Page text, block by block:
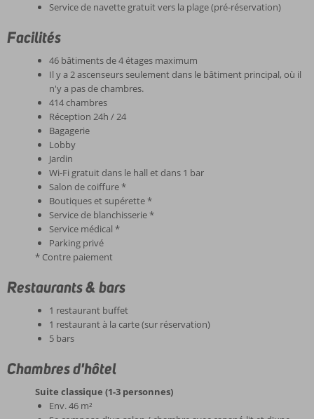
Service de navette gratuit vers la plage (pré-réservation)
Facilités
46 bâtiments de 4 étages maximum
Il y a 2 ascenseurs seulement dans le bâtiment principal, où il
n'y a pas de chambres.
414 chambres
Réception 24h / 24
Bagagerie
Lobby
Jardin
Wi-Fi gratuit dans le hall et dans 1 bar
Salon de coiffure *
Boutiques et supérette *
Service de blanchisserie *
Service médical *
Parking privé
* Contre paiement
Restaurants & bars
1 restaurant buffet
1 restaurant à la carte (sur réservation)
5 bars
Chambres d'hôtel
Suite classique (1-3 personnes)
Env. 46 m²